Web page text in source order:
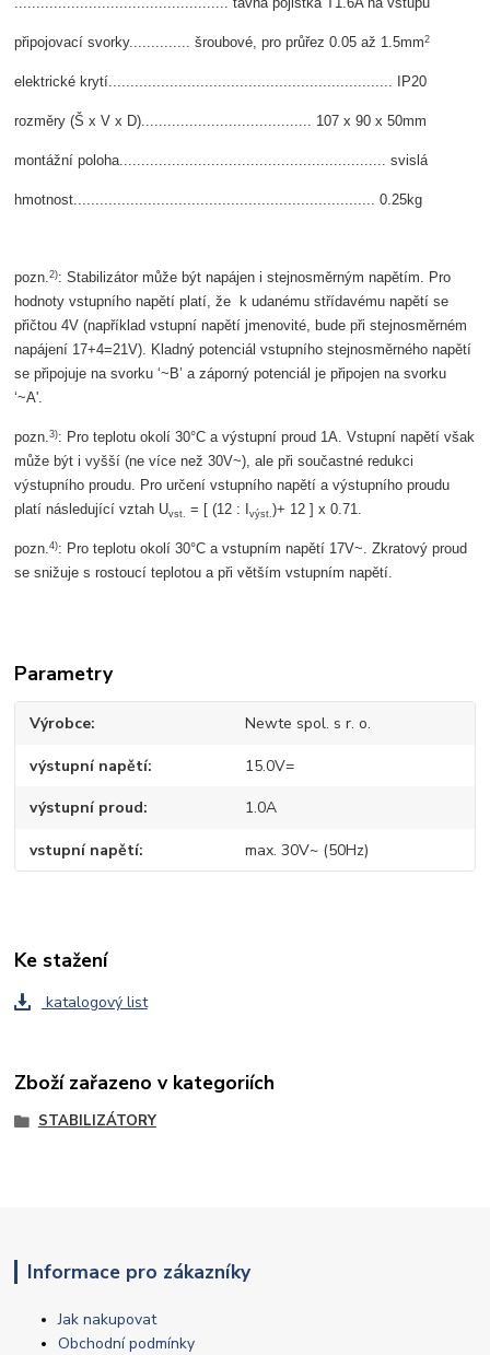
................................................. tavná pojistka T1.6A na vstupu
připojovací svorky.............. šroubové, pro průřez 0.05 až 1.5mm2
elektrické krytí................................................................. IP20
rozměry (Š x V x D)....................................... 107 x 90 x 50mm
montážní poloha............................................................. svislá
hmotnost..................................................................... 0.25kg
pozn.2): Stabilizátor může být napájen i stejnosměrným napětím. Pro
hodnoty vstupního napětí platí, že k udanému střídavému napětí se
přičtou 4V (například vstupní napětí jmenovité, bude při stejnosměrném
napájení 17+4=21V). Kladný potenciál vstupního stejnosměrného napětí
se připojuje na svorku ‘~B’ a záporný potenciál je připojen na svorku
‘~A'.
pozn.3): Pro teplotu okolí 30°C a výstupní proud 1A. Vstupní napětí však
může být i vyšší (ne více než 30V~), ale při součastné redukci
výstupního proudu. Pro určení vstupního napětí a výstupního proudu
platí následující vztah Uvst. = [ (12 : Ivýst. )+ 12 ] x 0.71.
pozn.4): Pro teplotu okolí 30°C a vstupním napětí 17V~. Zkratový proud
se snižuje s rostoucí teplotou a při větším vstupním napětí.
Parametry
Výrobce Newte spol. s r. o.
výstupní napětí 15.0V=
výstupní proud 1.0A
vstupní napětí max. 30V~ (50Hz)
Ke stažení
katalogový list
Zboží zařazeno v kategoriích
STABILIZÁTORY
Informace pro zákazníky
Jak nakupovat
Obchodní podmínky